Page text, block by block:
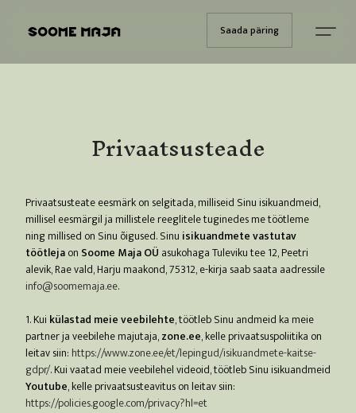
Saada päring
Privaatsusteade
Privaatsusteate eesmärk on selgitada, milliseid Sinu isikuandmeid,
millisel eesmärgil ja millistele reeglitele tuginedes me töötleme
ning millised on Sinu õigused. Sinu isikuandmete vastutav
töötlejaon Soome Maja OÜ asukohaga Tuleviku tee 12, Peetri
alevik, Rae vald, Harju maakond, 75312, e-kirja saab saata aadressile
info@soomemaja.ee.
1. Kui külastad meie veebilehte, töötleb Sinu andmeid ka meie
partner ja veebilehe majutaja,zone.ee, kelle privaatsuspoliitika on
leitav siin: https://www.zone.ee/et/lepingud/isikuandmete-kaitse-
gdpr/. Kui vaatad meie veebilehel videoid, töötleb Sinu isikuandmeid
Youtube, kelle privaatsusteavitus on leitav siin:
https://policies.google.com/privacy?hl=et